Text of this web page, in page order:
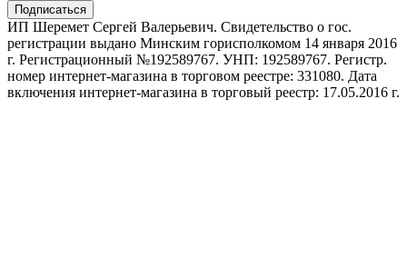
Подписаться
ИП Шеремет Сергей Валерьевич. Свидетельство о гос.
регистрации выдано Минским горисполкомом 14 января 2016
г. Регистрационный №192589767. УНП: 192589767. Регистр.
номер интернет-магазина в торговом реестре: 331080. Дата
включения интернет-магазина в торговый реестр: 17.05.2016 г.